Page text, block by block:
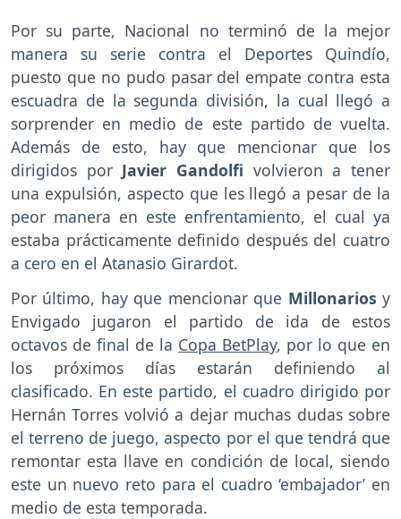
Por su parte, Nacional no terminó de la mejor
manera su serie contra el Deportes Quindío,
puesto que no pudo pasar del empate contra esta
escuadra de la segunda división, la cual llegó a
sorprender en medio de este partido de vuelta.
Además de esto, hay que mencionar que los
dirigidos por Javier Gandolfi volvieron a tener
una expulsión, aspecto que les llegó a pesar de la
peor manera en este enfrentamiento, el cual ya
estaba prácticamente definido después del cuatro
a cero en el Atanasio Girardot.
Por último, hay que mencionar que Millonarios y
Envigado jugaron el partido de ida de estos
octavos de final de la Copa BetPlay, por lo que en
los próximos días estarán definiendo al
clasificado. En este partido, el cuadro dirigido por
Hernán Torres volvió a dejar muchas dudas sobre
el terreno de juego, aspecto por el que tendrá que
remontar esta llave en condición de local, siendo
este un nuevo reto para el cuadro ‘embajador’ en
medio de esta temporada.